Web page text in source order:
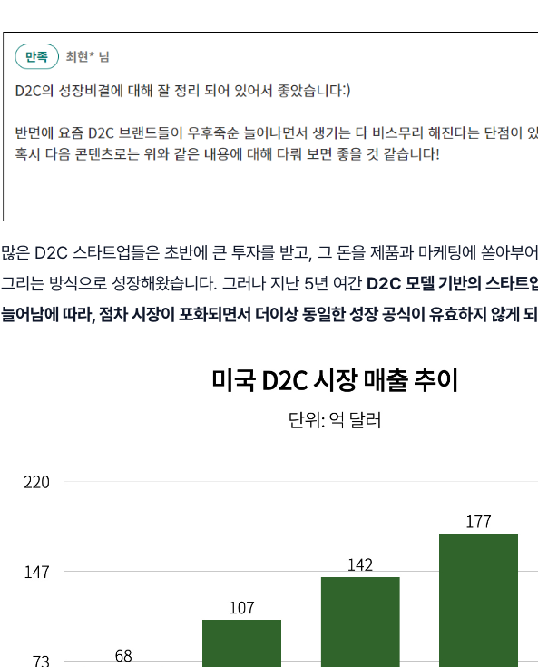
많은 D2C 스타트업들은 초반에 큰 투자를 받고, 그 돈을 제품과 마케팅에 쏟아부
그리는 방식으로 성장해왔습니다. 그러나 지난 5년 여간 D2C 모델 기반의 스타트
늘어남에 따라, 점차 시장이 포화되면서 더이상 동일한 성장 공식이 유효하지 않게